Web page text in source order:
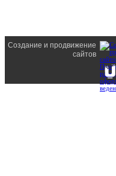
Создание и продвижение
сайтов